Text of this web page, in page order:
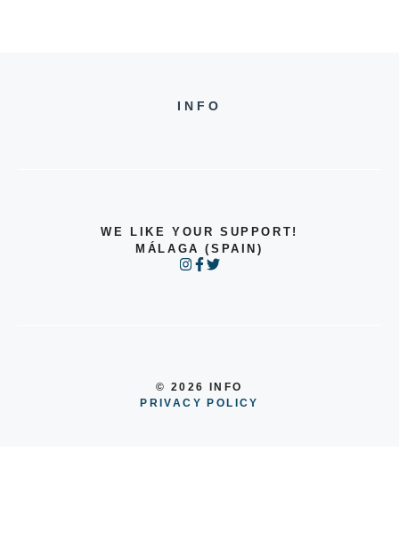
INFO
WE LIKE YOUR SUPPORT!
MÁLAGA (SPAIN)
© 2026 INFO
PRIVACY POLICY